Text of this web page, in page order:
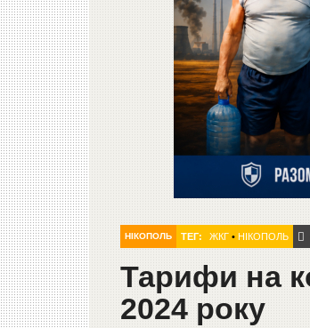
НІКОПОЛЬ ТЕГ: ЖКГ• НІКОПОЛЬ
Тарифи на
2024 року